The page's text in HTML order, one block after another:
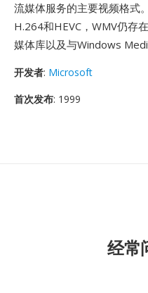
流媒体服务的主要视频格式
H.264和HEVC，WMV仍存
媒体库以及与Windows
开发者: Microsoft
首次发布: 1999
经常